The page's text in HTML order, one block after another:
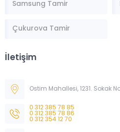
Samsung Tamir
Çukurova Tamir
İletişim
Ostim Mahallesi, 1231. Sokak
0 312 385 78 85
0 312 385 78 86
0 312 354 12 70
Müşteri Temsilcisi